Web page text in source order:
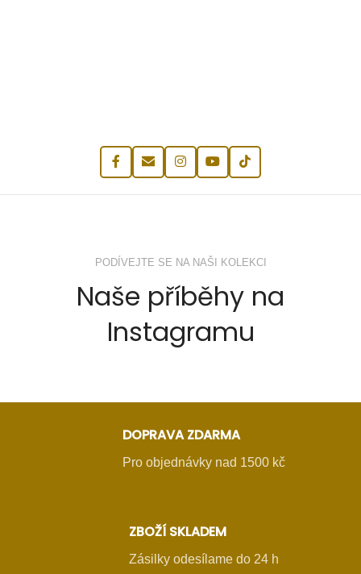
PODÍVEJTE SE NA NAŠI KOLEKCI
Naše příběhy na
Instagramu
DOPRAVA ZDARMA
Pro objednávky nad 1500 kč
ZBOŽÍ SKLADEM
Zásilky odesílame do 24 h